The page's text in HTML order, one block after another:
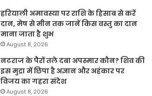
हरियाली अमावस्या पर राशि के हिसाब से करें
दान, मेष से मीन तक जानें किस वस्तु का दान
माना जाता है शुभ
August 8, 2026
नटराज के पैरों तले दबा अपस्मार कौन? शिव की
इस मुद्रा में छिपा है अज्ञान और अहंकार पर
विजय का गहरा संदेश
August 8, 2026